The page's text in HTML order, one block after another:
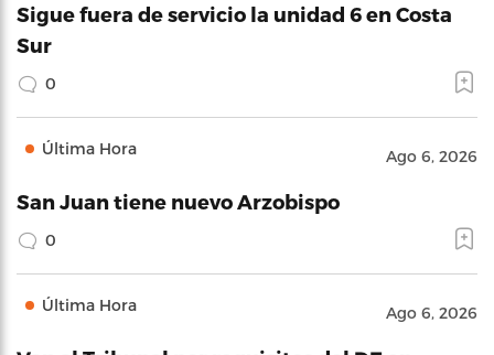
Sigue fuera de servicio la unidad 6 en Costa
Sur
0
Última Hora Ago 6, 2026
San Juan tiene nuevo Arzobispo
0
Última Hora Ago 6, 2026